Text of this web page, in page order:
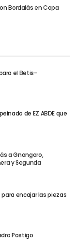
Bordalás en Copa
el Betis-
de EZ ABDE que
a Gnangoro,
y Segunda
encajar las piezas
Postigo